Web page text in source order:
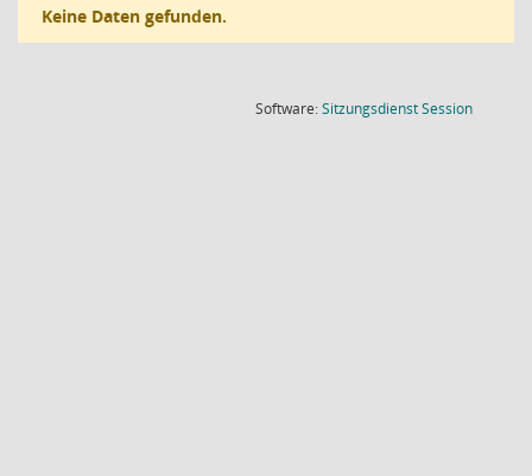
Keine Daten gefunden.
Software:SitzungsdienstSession(Wird in